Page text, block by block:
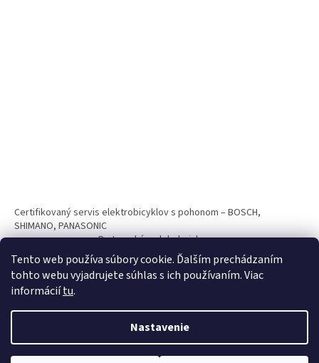
Tento web používa súbory cookie. Ďalším prechádzaním
tohto webu vyjadrujete súhlas s ich používaním. Viac
informáciítu.
Nastavenie
Certifikovaný servis elektrobicyklov s pohonom – BOSCH,
SHIMANO, PANASONIC
Partnerský web hokejshop.eu
Vytvoril Shoptet